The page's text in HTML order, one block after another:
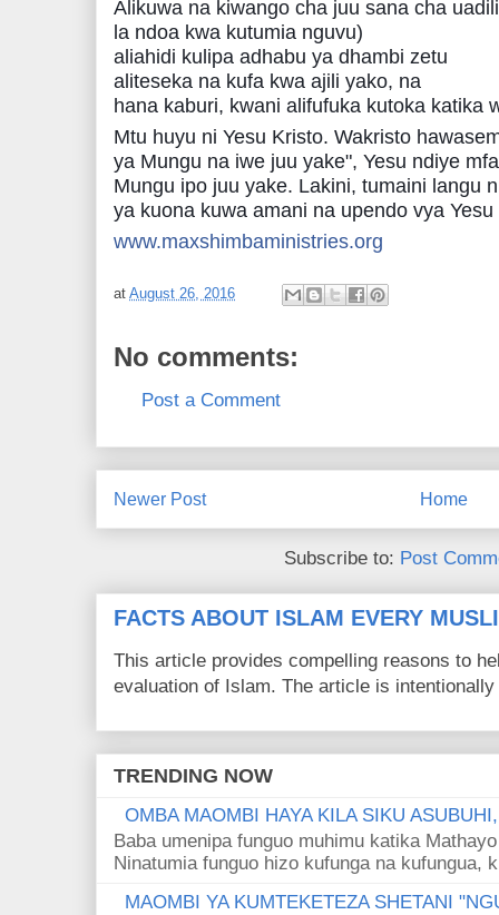
Alikuwa na kiwango cha juu sana cha
la ndoa kwa kutumia nguvu)
aliahidi kulipa adhabu ya dhambi zetu
aliteseka na kufa kwa ajili yako, na
hana kaburi, kwani alifufuka kutoka katika
Mtu huyu ni Yesu Kristo. Wakristo
ya Mungu na iwe juu yake", Yesu ndiye
Mungu ipo juu yake. Lakini, tumaini langu
ya kuona kuwa amani na upendo vya
www.maxshimbaministries.org
at August 26, 2016
No comments:
Post a Comment
Newer Post Home
Subscribe to: Post
FACTS ABOUT ISLAM EVERY
This article provides compelling reasons to
evaluation of Islam. The article is
TRENDING NOW
OMBA MAOMBI HAYA KILA SIKU
Baba umenipa funguo muhimu katika
Ninatumia funguo hizo kufunga na kufungua,
MAOMBI YA KUMTEKETEZA SHETANI